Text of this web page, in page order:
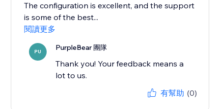
The configuration is excellent, and the support
is some of the best...
閱讀更多
PU PurpleBear 團隊
Thank you! Your feedback means a
lot to us.
有幫助 (0)